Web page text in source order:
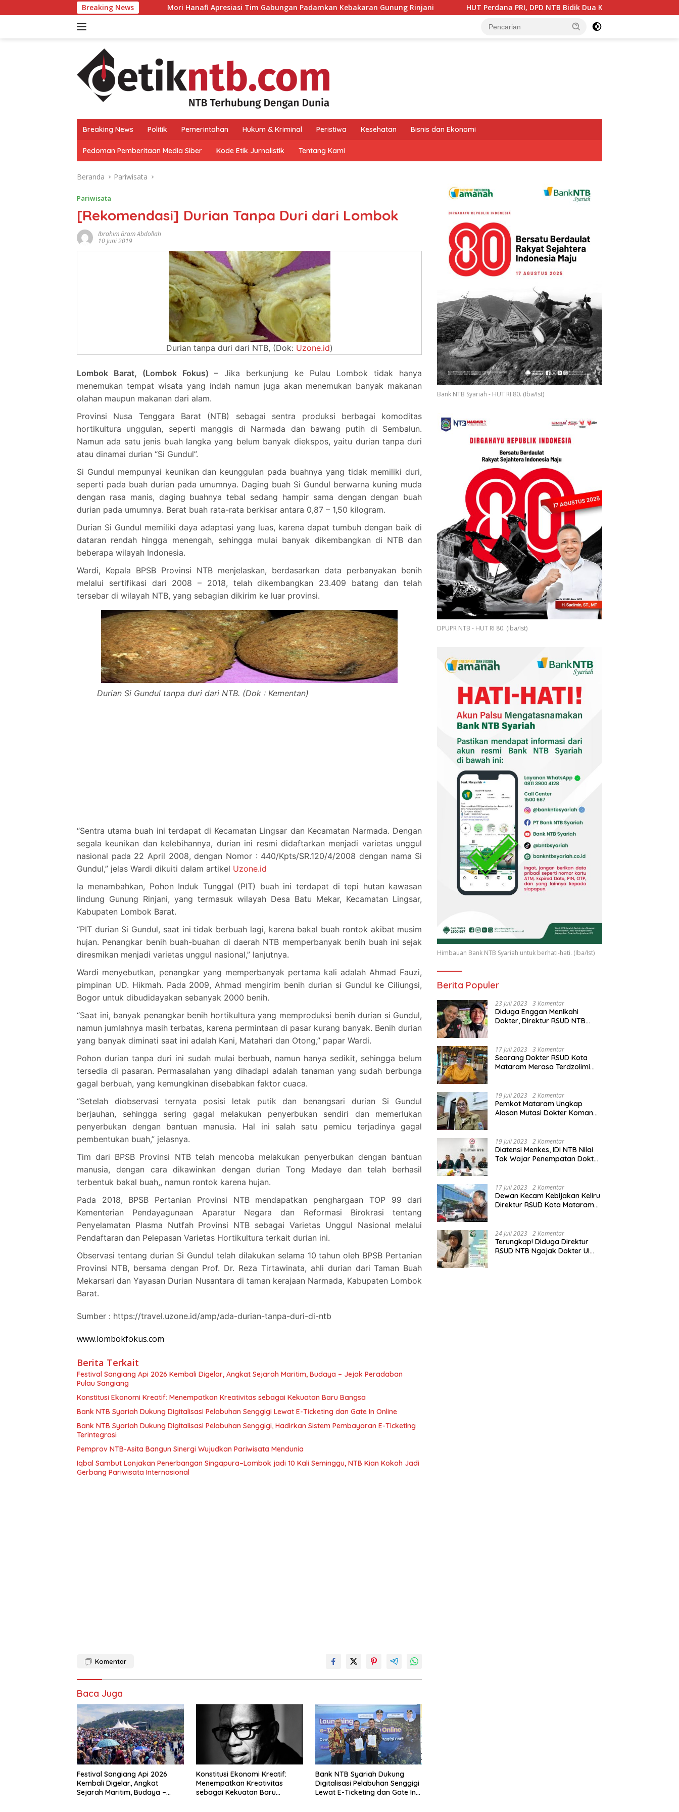
ke
Breaking News
Mori Hanafi Apresiasi Tim Gabungan Padamkan Kebakaran Gunung Rinjani HUT Perdana PRI, DPD NTB Bidik Dua Kursi DPR RI dan Targetkan Seluruh Dapil
Breaking News Politik Pemerintahan Hukum & Kriminal Peristiwa Kesehatan Bisnis dan Ekonomi
Pedoman Pemberitaan Media Siber Kode Etik Jurnalistik Tentang Kami
Beranda Pariwisata
Pariwisata
[Rekomendasi] Durian Tanpa Duri dari Lombok
Ibrahim Bram Abdollah
10 Juni 2019
Durian tanpa duri dari NTB, (Dok: Uzone.id)
Lombok Barat, (Lombok Fokus)– Jika berkunjung ke Pulau Lombok tidak hanya
menemukan tempat wisata yang indah namun juga akan menemukan banyak makanan
olahan maupun makanan dari alam.
Provinsi Nusa Tenggara Barat (NTB) sebagai sentra produksi berbagai komoditas
hortikultura unggulan, seperti manggis di Narmada dan bawang putih di Sembalun.
Namun ada satu jenis buah langka yang belum banyak diekspos, yaitu durian tanpa duri
atau dinamai durian “Si Gundul”.
Si Gundul mempunyai keunikan dan keunggulan pada buahnya yang tidak memiliki duri,
seperti pada buah durian pada umumnya. Daging buah Si Gundul berwarna kuning muda
dengan rasa manis, daging buahnya tebal sedang hampir sama dengan dengan buah
durian pada umumnya. Berat buah rata-rata berkisar antara 0,87 – 1,50 kilogram.
Durian Si Gundul memiliki daya adaptasi yang luas, karena dapat tumbuh dengan baik di
dataran rendah hingga menengah, sehingga mulai banyak dikembangkan di NTB dan
beberapa wilayah Indonesia.
Wardi, Kepala BPSB Provinsi NTB menjelaskan, berdasarkan data perbanyakan benih
melalui sertifikasi dari 2008 – 2018, telah dikembangkan 23.409 batang dan telah
tersebar di wilayah NTB, yang sebagian dikirim ke luar provinsi.
Durian Si Gundul tanpa duri dari NTB. (Dok : Kementan)
“Sentra utama buah ini terdapat di Kecamatan Lingsar dan Kecamatan Narmada. Dengan
segala keunikan dan kelebihannya, durian ini resmi didaftarkan menjadi varietas unggul
nasional pada 22 April 2008, dengan Nomor : 440/Kpts/SR.120/4/2008 dengan nama Si
Gundul,” jelas Wardi dikuiti dalam artikel Uzone.id
Ia menambahkan, Pohon Induk Tunggal (PIT) buah ini terdapat di tepi hutan kawasan
lindung Gunung Rinjani, yang termasuk wilayah Desa Batu Mekar, Kecamatan Lingsar,
Kabupaten Lombok Barat.
“PIT durian Si Gundul, saat ini tidak berbuah lagi, karena bakal buah rontok akibat musim
hujan. Penangkar benih buah-buahan di daerah NTB memperbanyak benih buah ini sejak
diresmikan menjadi varietas unggul nasional,” lanjutnya.
Wardi menyebutkan, penangkar yang memperbanyak pertama kali adalah Ahmad Fauzi,
pimpinan UD. Hikmah. Pada 2009, Ahmad mengirim benih durian si Gundul ke Ciliungsi,
Bogor untuk dibudidayakan sebanyak 2000 benih.
“Saat ini, banyak penangkar benih hortikultura yang memproduksi benih durian si Gundul,
namun jumlahnya masih terbatas, karena permintaan di pasar kurang banyak. Benih durian
yang banyak diminati saat ini adalah Kani, Matahari dan Otong,” papar Wardi.
Pohon durian tanpa duri ini sudah mulai berbuah, namun hanya sedikit, sehingga belum
tersedia di pasaran. Permasalahan yang dihadapi adalah tanaman yang sudah berbunga
gagal berbuah, yang kemungkinan disebabkan faktor cuaca.
“Setelah diobservasi ternyata posisi letak putik dan benangsari durian Si Gundul
berjauhan, sehingga sering gagal melakukan penyerbukan sendiri dan memerlukan
penyerbukan dengan bantuan manusia. Hal ini salah satu pemicu terjadinya gagal
pembentukan buah,” jelasnya.
Tim dari BPSB Provinsi NTB telah mencoba melakukan penyerbukan dengan bantuan
manusia, dengan cara dikawinkan dengan durian Tong Medaye dan telah berhasil
terbentuk bakal buah,, namun rontok karena hujan.
Pada 2018, BPSB Pertanian Provinsi NTB mendapatkan penghargaan TOP 99 dari
Kementerian Pendayagunaan Aparatur Negara dan Reformasi Birokrasi tentang
Penyelamatan Plasma Nutfah Provinsi NTB sebagai Varietas Unggul Nasional melalui
Pendaftaran dan Pelepasan Varietas Hortikultura terkait durian ini.
Observasi tentang durian Si Gundul telah dilakukan selama 10 tahun oleh BPSB Pertanian
Provinsi NTB, bersama dengan Prof. Dr. Reza Tirtawinata, ahli durian dari Taman Buah
Mekarsari dan Yayasan Durian Nusantara di taman kerajaan Narmada, Kabupaten Lombok
Barat.
Sumber : https://travel.uzone.id/amp/ada-durian-tanpa-duri-di-ntb
www.lombokfokus.com
Berita Terkait
Festival Sangiang Api 2026 Kembali Digelar, Angkat Sejarah Maritim, Budaya – Jejak Peradaban
Pulau Sangiang
Konstitusi Ekonomi Kreatif: Menempatkan Kreativitas sebagai Kekuatan Baru Bangsa
Bank NTB Syariah Dukung Digitalisasi Pelabuhan Senggigi Lewat E-Ticketing dan Gate In Online
Bank NTB Syariah Dukung Digitalisasi Pelabuhan Senggigi, Hadirkan Sistem Pembayaran E-Ticketing
Terintegrasi
Pemprov NTB-Asita Bangun Sinergi Wujudkan Pariwisata Mendunia
Iqbal Sambut Lonjakan Penerbangan Singapura–Lombok jadi 10 Kali Seminggu, NTB Kian Kokoh Jadi
Gerbang Pariwisata Internasional
Komentar
Baca Juga
Festival Sangiang Api 2026
Kembali Digelar, Angkat
Sejarah Maritim, Budaya –
Konstitusi Ekonomi Kreatif:
Menempatkan Kreativitas
sebagai Kekuatan Baru
Bank NTB Syariah Dukung
Digitalisasi Pelabuhan Senggigi
Lewat E-Ticketing dan Gate In
Bank NTB Syariah - HUT RI 80. (Iba/Ist)
DPUPR NTB - HUT RI 80. (Iba/Ist)
Himbauan Bank NTB Syariah untuk berhati-hati. (Iba/Ist)
Berita Populer
23 Juli 2023 3 Komentar
Diduga Enggan Menikahi
Dokter, Direktur RSUD NTB
17 Juli 2023 3 Komentar
Seorang Dokter RSUD Kota
Mataram Merasa Terdzolimi
19 Juli 2023 2 Komentar
Pemkot Mataram Ungkap
Alasan Mutasi Dokter Komang
19 Juli 2023 2 Komentar
Diatensi Menkes, IDI NTB Nilai
Tak Wajar Penempatan Dokter
17 Juli 2023 2 Komentar
Dewan Kecam Kebijakan Keliru
Direktur RSUD Kota Mataram
24 Juli 2023 2 Komentar
Terungkap! Diduga Direktur
RSUD NTB Ngajak Dokter UI